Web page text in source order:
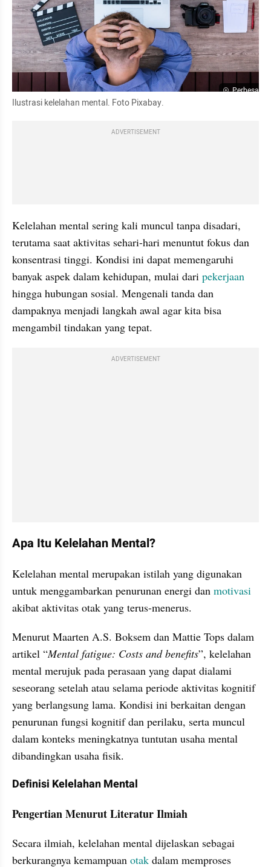
Perbesar
Ilustrasi kelelahan mental. Foto Pixabay.
ADVERTISEMENT
Kelelahan mental sering kali muncul tanpa disadari,
terutama saat aktivitas sehari-hari menuntut fokus dan
konsentrasi tinggi. Kondisi ini dapat memengaruhi
banyak aspek dalam kehidupan, mulai dari pekerjaan
hingga hubungan sosial. Mengenali tanda dan
dampaknya menjadi langkah awal agar kita bisa
mengambil tindakan yang tepat.
ADVERTISEMENT
Apa Itu Kelelahan Mental?
Kelelahan mental merupakan istilah yang digunakan
untuk menggambarkan penurunan energi dan motivasi
akibat aktivitas otak yang terus-menerus.
Menurut Maarten A.S. Boksem dan Mattie Tops dalam
artikel “Mental fatigue: Costs and benefits”, kelelahan
mental merujuk pada perasaan yang dapat dialami
seseorang setelah atau selama periode aktivitas kognitif
yang berlangsung lama. Kondisi ini berkaitan dengan
penurunan fungsi kognitif dan perilaku, serta muncul
dalam konteks meningkatnya tuntutan usaha mental
dibandingkan usaha fisik.
Definisi Kelelahan Mental
Pengertian Menurut Literatur Ilmiah
Secara ilmiah, kelelahan mental dijelaskan sebagai
berkurangnya kemampuan otak dalam memproses